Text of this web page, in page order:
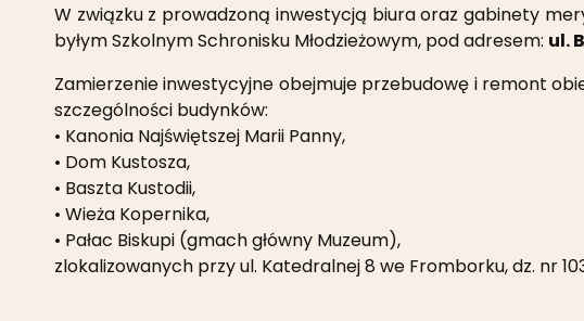
W związku z prowadzoną inwestycją biura oraz gabinety
byłym Szkolnym Schronisku Młodzieżowym, pod adresem: ul.
Zamierzenie inwestycyjne obejmuje przebudowę i remont
szczególności budynków:
• Kanonia Najświętszej Marii Panny,
• Dom Kustosza,
• Baszta Kustodii,
• Wieża Kopernika,
• Pałac Biskupi (gmach główny Muzeum),
zlokalizowanych przy ul. Katedralnej 8 we Fromborku, dz. nr